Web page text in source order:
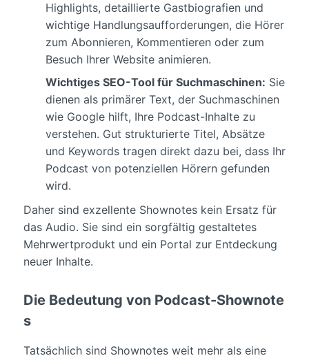
Highlights, detaillierte Gastbiografien und
wichtige Handlungsaufforderungen, die Hörer
zum Abonnieren, Kommentieren oder zum
Besuch Ihrer Website animieren.
Wichtiges SEO-Tool für Suchmaschinen: Sie
dienen als primärer Text, der Suchmaschinen
wie Google hilft, Ihre Podcast-Inhalte zu
verstehen. Gut strukturierte Titel, Absätze
und Keywords tragen direkt dazu bei, dass Ihr
Podcast von potenziellen Hörern gefunden
wird.
Daher sind exzellente Shownotes kein Ersatz für
das Audio. Sie sind ein sorgfältig gestaltetes
Mehrwertprodukt und ein Portal zur Entdeckung
neuer Inhalte.
Die Bedeutung von Podcast-Shownote
s
Tatsächlich sind Shownotes weit mehr als eine